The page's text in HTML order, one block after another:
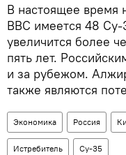
В настоящее время
ВВС имеется 48 Су-
увеличится более
пять лет.
и за рубежом.
также являются
Экономика Россия
Истребитель Су-35